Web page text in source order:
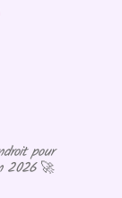
pour
2026🚀